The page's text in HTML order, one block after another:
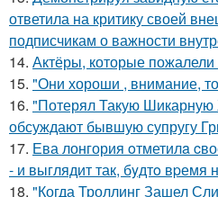
ответила на критику своей
подписчикам о важности
14. Актёры, которые пожалели
15. "Они хороши , внимание,
16. "Потерял Такую
обсуждают бывшую супругу
17. Ева лонгория oтметилa
- и выглядит так, бyдтo вpемя
18. "Когда Троллинг Зашел